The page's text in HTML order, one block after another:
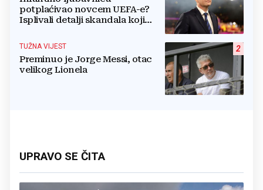
potplaćivao novcem UEFA-e?
Isplivali detalji skandala koji
2
TUŽNA VIJEST
Preminuo je Jorge Messi, otac
velikog Lionela
UPRAVO SE ČITA